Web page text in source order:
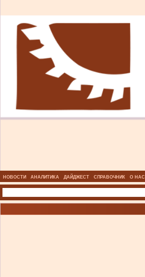
НОВОСТИ АНАЛИТИКА ДАЙДЖЕСТ СПРАВОЧНИК О НАС